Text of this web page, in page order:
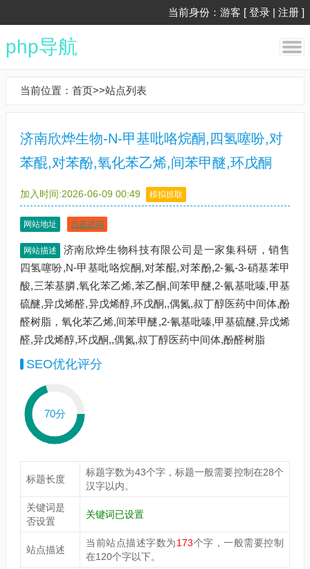
当前身份：游客 [ 登录 | 注册 ]
php导航
当前位置： 首页>>站点列表
济南欣烨生物-N-甲基吡咯烷酮,四氢噻吩,对
苯醌,对苯酚,氧化苯乙烯,间苯甲醚,环戊酮
加入时间:2026-06-09 00:49 模拟抓取
网站地址 点击访问
网站描述
济南欣烨生物科技有限公司是一家集科研，销售
四氢噻吩,N-甲基吡咯烷酮,对苯醌,对苯酚,2-氟-3-硝基苯甲
酸,三苯基膦,氧化苯乙烯,苯乙酮,间苯甲醚,2-氰基吡嗪,甲基
硫醚,异戊烯醛,异戊烯醇,环戊酮,,偶氮,叔丁醇医药中间体,酚
醛树脂，氧化苯乙烯,间苯甲醚,2-氰基吡嗪,甲基硫醚,异戊烯
醛,异戊烯醇,环戊酮,,偶氮,叔丁醇医药中间体,酚醛树脂
SEO优化评分
70分
标题长度
标题字数为43个字，标题一般需要控制在28个
汉字以内。
关键词是
否设置
关键词已设置
站点描述
当前站点描述字数为173个字，一般需要控制
在120个字以下。